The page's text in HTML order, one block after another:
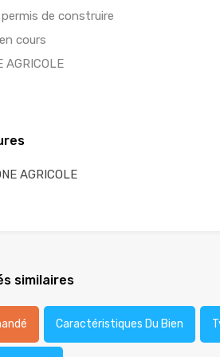
de construire
cours
AGRICOLE
AGRICOLE
similaires
Caractéristiques Du Bien